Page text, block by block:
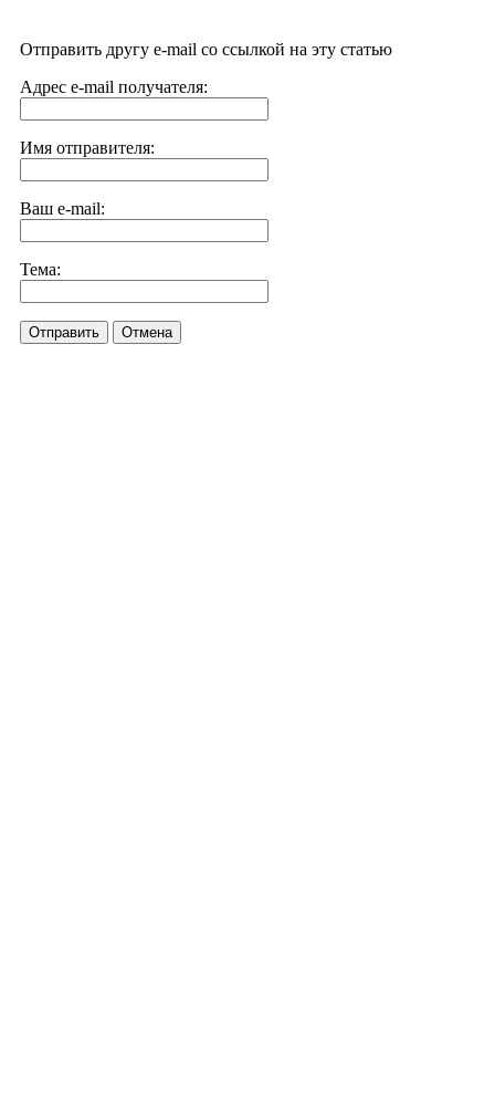
Отправить другу e-mail со ссылкой на эту статью
Адрес e-mail получателя:
Имя отправителя:
Ваш e-mail:
Тема:
Отправить Отмена